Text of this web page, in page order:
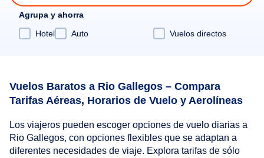
Agrupa y ahorra
Hotel
Auto Vuelos directos
Vuelos Baratos a Rio Gallegos – Compara
Tarifas Aéreas, Horarios de Vuelo y Aerolíneas
Los viajeros pueden escoger opciones de vuelo diarias a
Rio Gallegos, con opciones flexibles que se adaptan a
diferentes necesidades de viaje. Explora tarifas de sólo